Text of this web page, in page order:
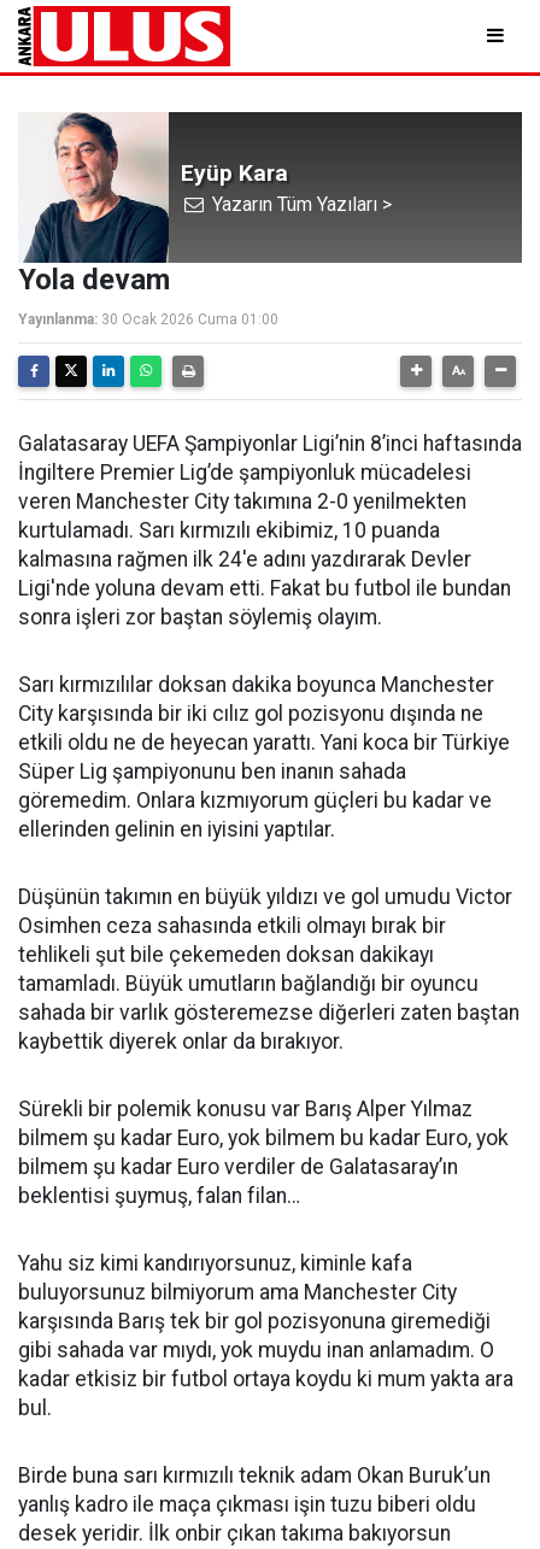
Eyüp Kara
Yazarın Tüm Yazıları >
Yola devam
Yayınlanma: 30 Ocak 2026 Cuma 01:00
Galatasaray UEFA Şampiyonlar Ligi’nin 8’inci haftasında
İngiltere Premier Lig’de şampiyonluk mücadelesi
veren Manchester City takımına 2-0 yenilmekten
kurtulamadı. Sarı kırmızılı ekibimiz, 10 puanda
kalmasına rağmen ilk 24'e adını yazdırarak Devler
Ligi'nde yoluna devam etti. Fakat bu futbol ile bundan
sonra işleri zor baştan söylemiş olayım.
Sarı kırmızılılar doksan dakika boyunca Manchester
City karşısında bir iki cılız gol pozisyonu dışında ne
etkili oldu ne de heyecan yarattı. Yani koca bir Türkiye
Süper Lig şampiyonunu ben inanın sahada
göremedim. Onlara kızmıyorum güçleri bu kadar ve
ellerinden gelinin en iyisini yaptılar.
Düşünün takımın en büyük yıldızı ve gol umudu Victor
Osimhen ceza sahasında etkili olmayı bırak bir
tehlikeli şut bile çekemeden doksan dakikayı
tamamladı. Büyük umutların bağlandığı bir oyuncu
sahada bir varlık gösteremezse diğerleri zaten baştan
kaybettik diyerek onlar da bırakıyor.
Sürekli bir polemik konusu var Barış Alper Yılmaz
bilmem şu kadar Euro, yok bilmem bu kadar Euro, yok
bilmem şu kadar Euro verdiler de Galatasaray’ın
beklentisi şuymuş, falan filan…
Yahu siz kimi kandırıyorsunuz, kiminle kafa
buluyorsunuz bilmiyorum ama Manchester City
karşısında Barış tek bir gol pozisyonuna giremediği
gibi sahada var mıydı, yok muydu inan anlamadım. O
kadar etkisiz bir futbol ortaya koydu ki mum yakta ara
bul.
Birde buna sarı kırmızılı teknik adam Okan Buruk’un
yanlış kadro ile maça çıkması işin tuzu biberi oldu
desek yeridir. İlk onbir çıkan takıma bakıyorsun